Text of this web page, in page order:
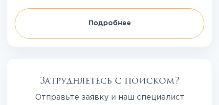
Подробнее
Затрудняетесь с поиском?
Отправьте заявку и наш специалист